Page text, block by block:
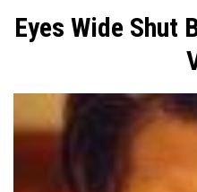
Eyes Wide Shut